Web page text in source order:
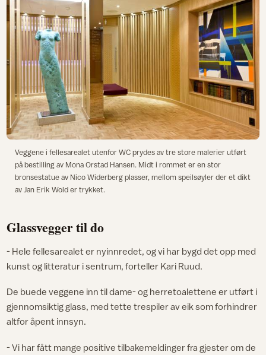
Veggene i fellesarealet utenfor WC prydes av tre store malerier utført
på bestilling av Mona Orstad Hansen. Midt i rommet er en stor
bronsestatue av Nico Widerberg plasser, mellom speilsøyler der et dikt
av Jan Erik Wold er trykket.
Glassvegger til do
- Hele fellesarealet er nyinnredet, og vi har bygd det opp med
kunst og litteratur i sentrum, forteller Kari Ruud.
De buede veggene inn til dame- og herretoalettene er utført i
gjennomsiktig glass, med tette trespiler av eik som forhindrer
altfor åpent innsyn.
- Vi har fått mange positive tilbakemeldinger fra gjester om de